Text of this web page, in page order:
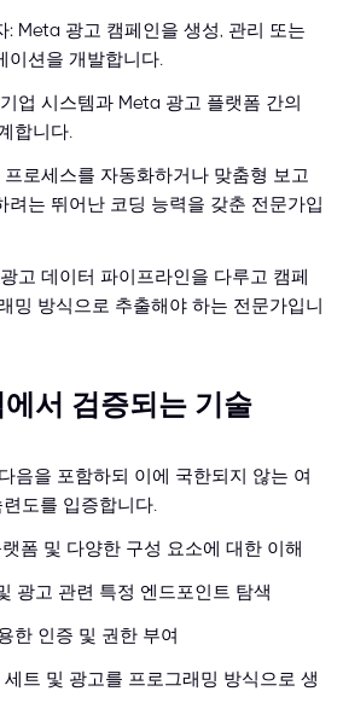
: Meta 광고 캠페인을 생성, 관리 또는
이션을 개발합니다.
업 시스템과 Meta 광고 플랫폼 간의
합니다.
로세스를 자동화하거나 맞춤형 보고
려는 뛰어난 코딩 능력을 갖춘 전문가입
고 데이터 파이프라인을 다루고 캠페
밍 방식으로 추출해야 하는 전문가입니
서 검증되는 기술
음을 포함하되 이에 국한되지 않는 여
도를 입증합니다.
폼 및 다양한 구성 요소에 대한 이해
광고 관련 특정 엔드포인트 탐색
한 인증 및 권한 부여
트 및 광고를 프로그래밍 방식으로 생